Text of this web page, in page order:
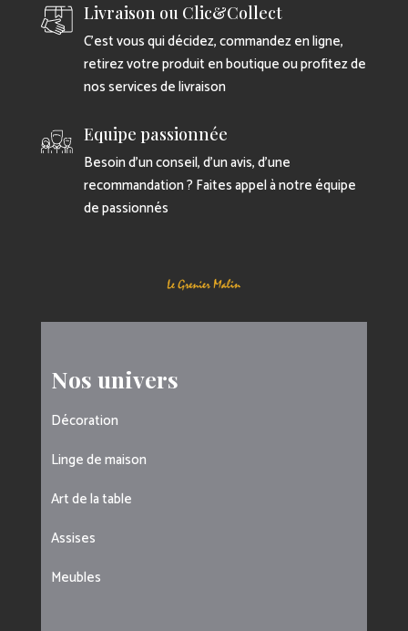
Livraison ou Clic&Collect
C’est vous qui décidez, commandez en ligne,
retirez votre produit en boutique ou profitez de
nos services de livraison
Equipe passionnée
Besoin d’un conseil, d’un avis, d’une
recommandation ? Faites appel à notre équipe
de passionnés
Nos univers
Décoration
Linge de maison
Art de la table
Assises
Meubles